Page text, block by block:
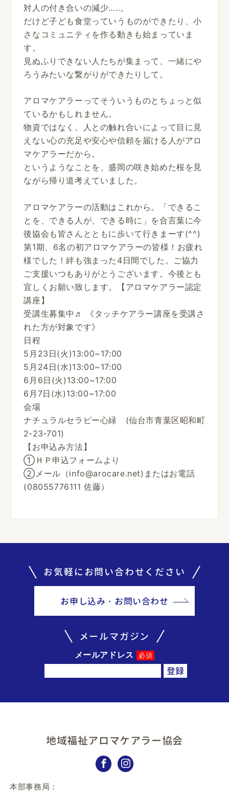
対人の付き合いの減少…..。
だけど子ども食堂っていうものができたり、小
さなコミュニティを作る動きも始まっていま
す。
見ぬふりできない人たちが集まって、一緒にや
ろうみたいな繋がりができたりして。
アロマケアラーってそういうものとちょっと似
ているかもしれません。
物資ではなく、人との触れ合いによって目に見
えない心の充足や安心や信頼を届ける人がアロ
マケアラーだから。
というようなことを、盛岡の咲き始めた桜を見
ながら帰り道考えていました。
アロマケアラーの活動はこれから。「できるこ
とを、できる人が、できる時に」を合言葉に今
後協会も皆さんとともに歩いて行きまーす(^^)
第1期、6名の初アロマケアラーの皆様！お疲れ
様でした！絆も強まった4日間でした。ご協力
ご支援いつもありがとうございます。今後とも
宜しくお願い致します。【アロマケアラー認定
講座】
受講生募集中♬ 《タッチケアラー講座を受講さ
れた方が対象です》
日程
5月23日(火)13:00~17:00
5月24日(水)13:00~17:00
6月6日(火)13:00~17:00
6月7日(水)13:00~17:00
会場
ナチュラルセラピー心緑 (仙台市青葉区昭和町
2‐23‐701)
【お申込み方法】
①ＨＰ申込フォームより
②メール（info@arocare.net)またはお電話
(08055776111 佐藤）
お気軽にお問い合わせください
お申し込み・お問い合わせ
メールマガジン
メールアドレス 必須
地域福祉アロマケアラー協会
本部事務局：